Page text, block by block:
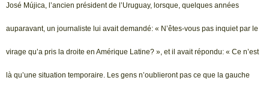
José Mújica, l’ancien président de l’Uruguay, lorsque, quelques années
auparavant, un journaliste lui avait demandé: « N’êtes-vous pas inquiet par le
virage qu’a pris la droite en Amérique Latine? », et il avait répondu: « Ce n’est
là qu’une situation temporaire. Les gens n’oublieront pas ce que la gauche